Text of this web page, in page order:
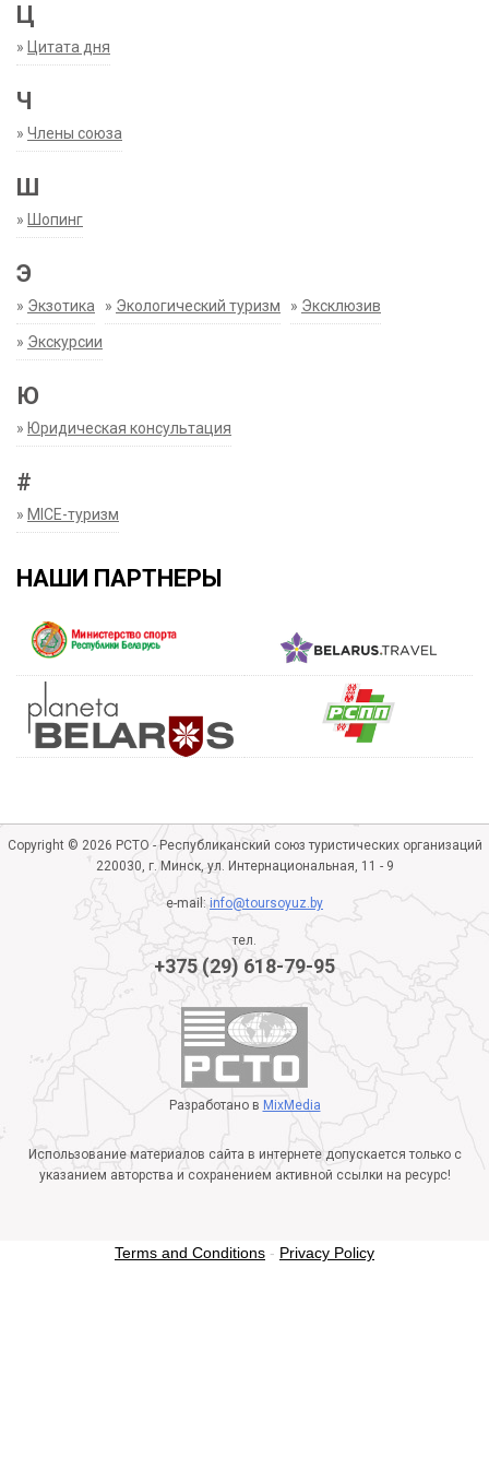
Ц
» Цитата дня
Ч
» Члены союза
Ш
» Шопинг
Э
» Экзотика » Экологический туризм » Эксклюзив
» Экскурсии
Ю
» Юридическая консультация
#
» MICE-туризм
НАШИ ПАРТНЕРЫ
Copyright © 2026 РСТО - Республиканский союз туристических организаций
220030, г. Минск, ул. Интернациональная, 11 - 9
e-mail:info@toursoyuz.by
тел.
+375 (29) 618-79-95
Разработано в MixMedia
Использование материалов сайта в интернете допускается только с
указанием авторства и сохранением активной ссылки на ресурс!
Terms and Conditions - Privacy Policy